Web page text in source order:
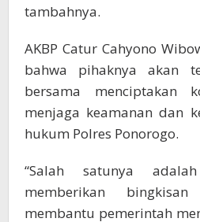
tambahnya.
AKBP Catur Cahyono
bahwa pihaknya akan
bersama menciptakan
menjaga keamanan dan
hukum Polres Ponorogo.
“Salah satunya
memberikan
membantu pemerintah